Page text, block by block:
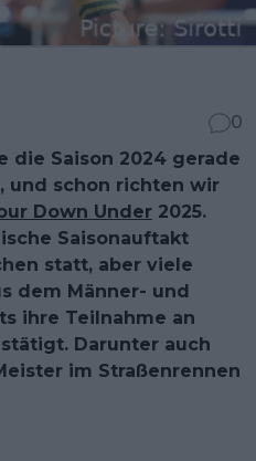
0
die Saison 2024 gerade
und schon richten wir
Down Under 2025.
Saisonauftakt
statt, aber viele
dem Männer- und
ihre Teilnahme an
Darunter auch
im Straßenrennen